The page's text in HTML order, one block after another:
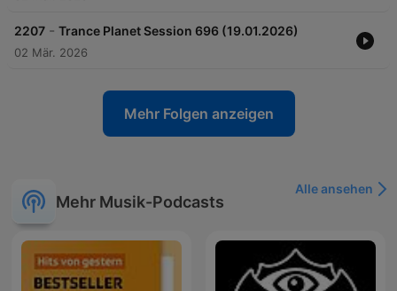
2207 - Trance Planet Session 696 (19.01.2026)
02 Mär. 2026
Mehr Folgen anzeigen
Mehr Musik-Podcasts
Alle ansehen